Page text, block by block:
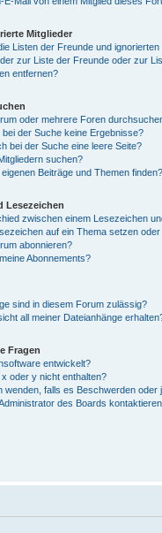
Mitglieder
Listen der Freunde und ignorierten
zur Liste der Freunde oder zur
entfernen?
oder mehrere Foren
der Suche keine Ergebnisse?
bei der Suche eine leere Seite?
suchen?
Beiträge und Themen finden?
Lesezeichen
zwischen einem Lesezeichen
auf ein Thema setzen
abonnieren?
Abonnements?
sind in diesem Forum zulässig?
all meiner Dateianhänge
Fragen
entwickelt?
oder y nicht enthalten?
wenden, falls es Beschwerden
des Boards